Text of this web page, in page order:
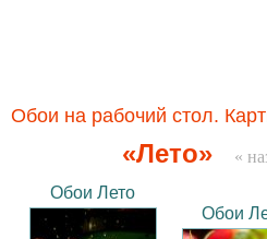
Обои на рабочий стол.
«Лето» «
Обои Лето
Обои